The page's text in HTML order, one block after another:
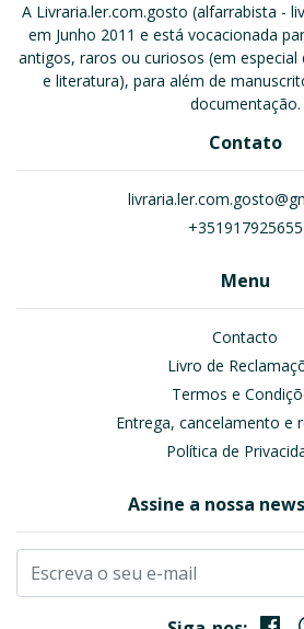
A Livraria.ler.com.gosto (alfarrabista -
em Junho 2011 e está vocacionada
antigos, raros ou curiosos (em
e literatura), para além de
documentação.
Contato
+351917925655
Menu
Contacto
Livro de
Termos e
Entrega, cancelamento e
Política de
Assine a nossa